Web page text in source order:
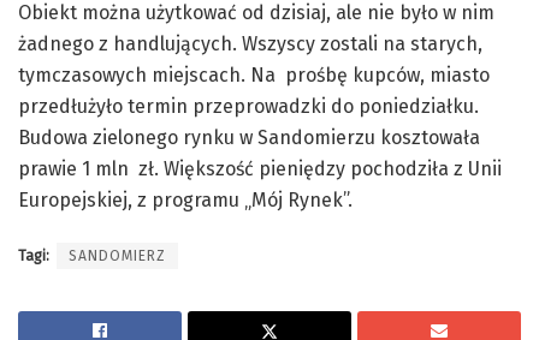
Obiekt można użytkować od dzisiaj, ale nie było w nim
żadnego z handlujących. Wszyscy zostali na starych,
tymczasowych miejscach. Na prośbę kupców, miasto
przedłużyło termin przeprowadzki do poniedziałku.
Budowa zielonego rynku w Sandomierzu kosztowała
prawie 1 mln zł. Większość pieniędzy pochodziła z Unii
Europejskiej, z programu „Mój Rynek”.
Tagi: SANDOMIERZ